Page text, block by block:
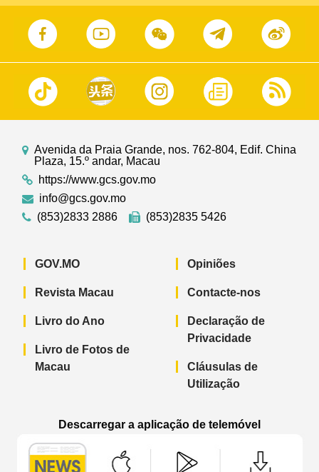
Avenida da Praia Grande, nos. 762-804, Edif. China
Plaza, 15.º andar, Macau
https://www.gcs.gov.mo
info@gcs.gov.mo
(853)2833 2886
(853)2835 5426
GOV.MO
Revista Macau
Livro do Ano
Livro de Fotos de
Macau
Opiniões
Contacte-nos
Declaração de
Privacidade
Cláusulas de
Utilização
Descarregar a aplicação de telemóvel